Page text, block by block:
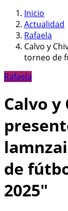
Inicio
Actualidad
Rafaela
Calvo y
torneo de
Rafaela
Calvo
de
2025"